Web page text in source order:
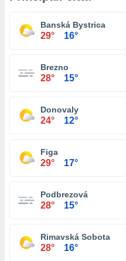
Banská Bystrica
29° 16°
Brezno
28° 15°
Donovaly
24° 12°
Figa
29° 17°
Podbrezová
28° 15°
Rimavská Sobota
28° 16°